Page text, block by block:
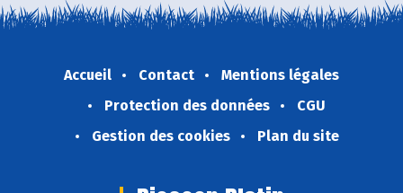
Accueil Contact
Mentions légales
Protection des données
CGU
Gestion des cookies
Plan du site